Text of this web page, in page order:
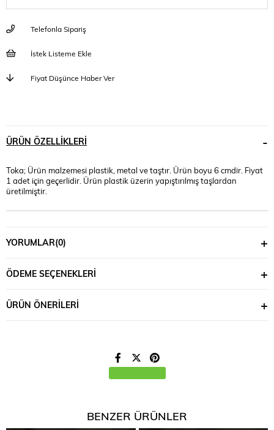
Telefonla Sipariş
İstek Listeme Ekle
Fiyat Düşünce Haber Ver
ÜRÜN ÖZELLIKLERI
Toka; Ürün malzemesi plastik, metal ve taştır. Ürün boyu 6 cmdir. Fiyat
1 adet için geçerlidir. Ürün plastik üzerin yapıştırılmış taşlardan
üretilmiştir.
YORUMLAR(0)
ÖDEME SEÇENEKLERI
ÜRÜN ÖNERILERI
BENZER ÜRÜNLER